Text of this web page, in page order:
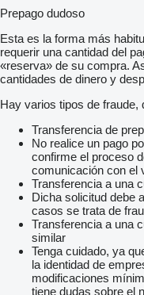
Prepago dudoso
Esta es la forma más
requerir una cantidad del
«reserva» de su compra.
cantidades de dinero y
Hay varios tipos de fraude,
Transferencia de
No realice un pago
confirme el proceso
comunicación con el
Transferencia a una
Dicha solicitud debe
casos se trata de
Transferencia a una
similar
Tenga cuidado, ya
la identidad de
modificaciones
tiene dudas sobre el